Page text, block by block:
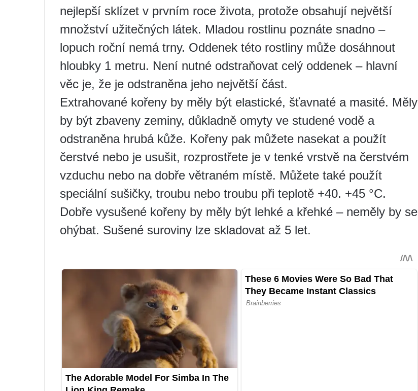
nejlepší sklízet v prvním roce života, protože obsahují největší
množství užitečných látek. Mladou rostlinu poznáte snadno –
lopuch roční nemá trny. Oddenek této rostliny může dosáhnout
hloubky 1 metru. Není nutné odstraňovat celý oddenek – hlavní
věc je, že je odstraněna jeho největší část.
Extrahované kořeny by měly být elastické, šťavnaté a masité. Měly
by být zbaveny zeminy, důkladně omyty ve studené vodě a
odstraněna hrubá kůže. Kořeny pak můžete nasekat a použít
čerstvé nebo je usušit, rozprostřete je v tenké vrstvě na čerstvém
vzduchu nebo na dobře větraném místě. Můžete také použít
speciální sušičky, troubu nebo troubu při teplotě +40. +45 °C.
Dobře vysušené kořeny by měly být lehké a křehké – neměly by se
ohýbat. Sušené suroviny lze skladovat až 5 let.